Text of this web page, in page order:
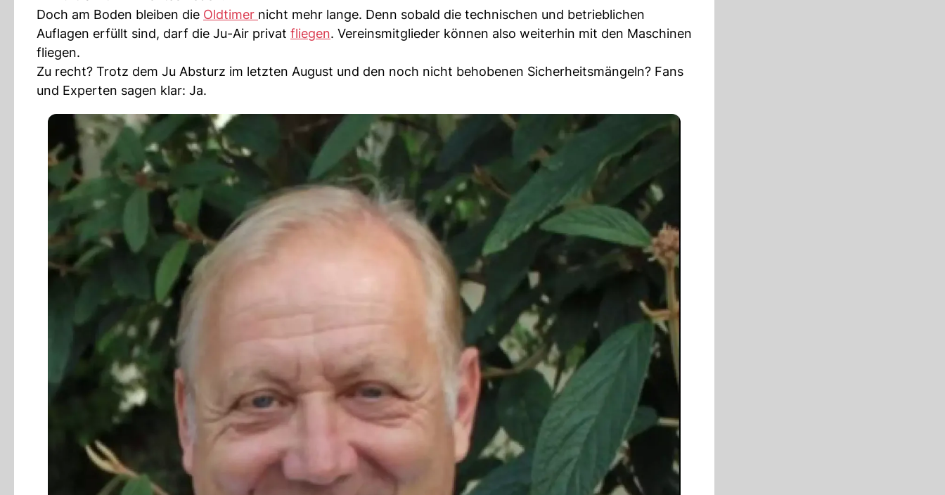
Doch am Boden bleiben die Oldtimer nicht mehr lange. Denn sobald die technischen und betrieblichen
Auflagen erfüllt sind, darf die Ju-Air privat fliegen. Vereinsmitglieder können also weiterhin mit den Maschinen
fliegen.
Zu recht? Trotz dem Ju Absturz im letzten August und den noch nicht behobenen Sicherheitsmängeln? Fans
und Experten sagen klar: Ja.